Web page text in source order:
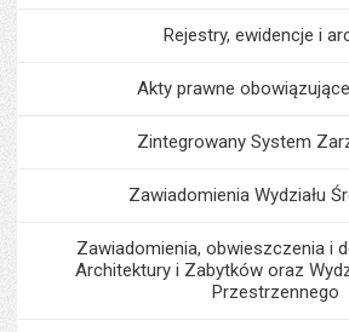
Rejestry, ewidencje i
Akty prawne
Zintegrowany System
Zawiadomienia Wydziału
Zawiadomienia, obwieszczenia i
Architektury i Zabytków oraz
Przestrzennego